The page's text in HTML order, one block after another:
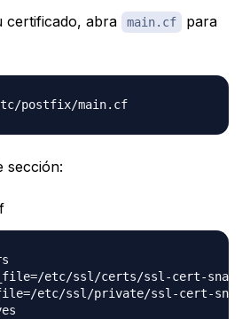
certificado, abra main.cf
para
sección:
etc/ssl/certs/ssl-cert-
etc/ssl/private/ssl-cert-